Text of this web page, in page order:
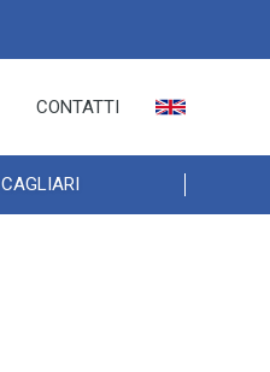
CONTATTI
CAGLIARI